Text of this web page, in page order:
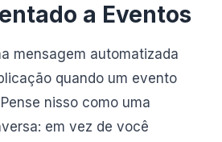
a Eventos
mensagem automatizada
quando um evento
nisso como uma
em vez de você